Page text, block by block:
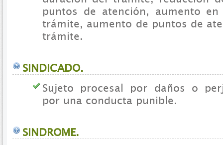
puntos de atención, aumento
trámite, aumento de puntos de
trámite.
SINDICADO.
Sujeto procesal por daños o
por una conducta punible.
SINDROME.